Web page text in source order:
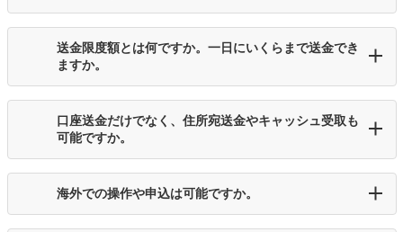
送金限度額とは何ですか。一日にいくらまで送金でき
ますか。
口座送金だけでなく、住所宛送金やキャッシュ受取も
可能ですか。
海外での操作や申込は可能ですか。